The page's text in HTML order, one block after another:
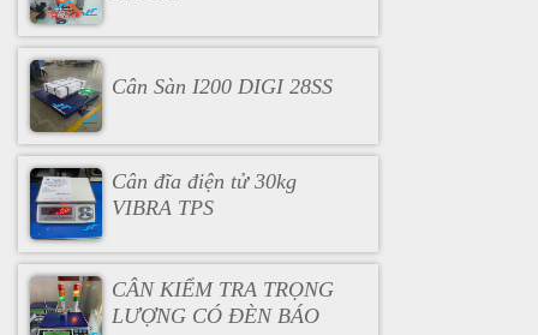
Cân Sàn I200 DIGI 28SS
Cân đĩa điện tử 30kg
VIBRA TPS
CÂN KIỂM TRA TRỌNG
LƯỢNG CÓ ĐÈN BÁO